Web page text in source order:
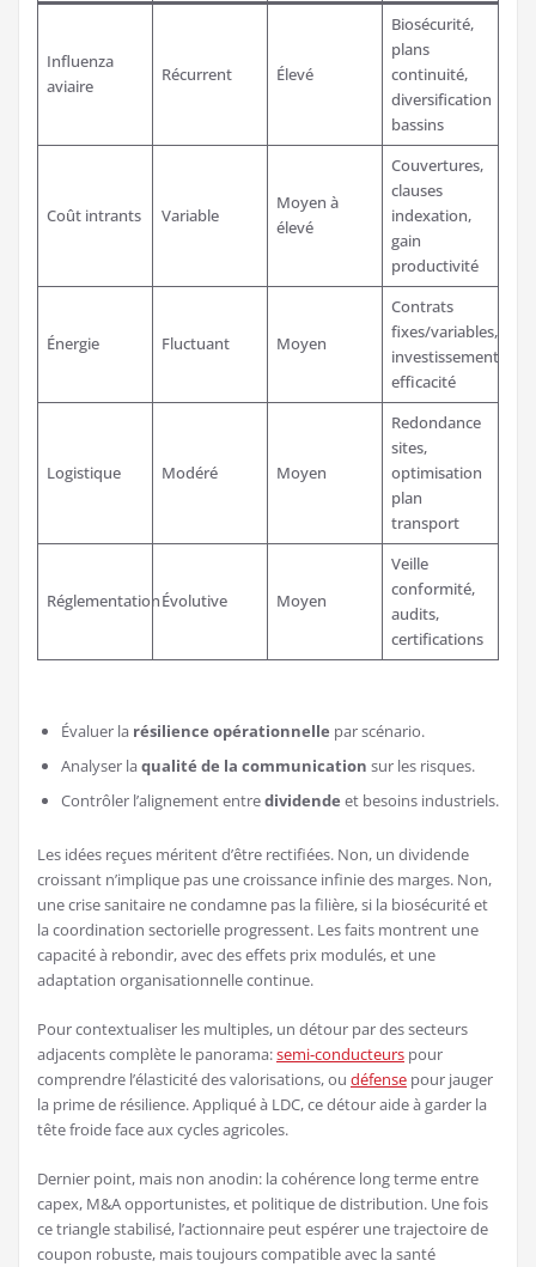
Influenza
aviaire
Récurrent Élevé
Biosécurité,
plans
continuité,
diversification
bassins
Coût intrants Variable
Moyen à
élevé
Couvertures,
clauses
indexation,
gain
productivité
Énergie Fluctuant Moyen
Contrats
fixes/variables,
investissements
efficacité
Logistique Modéré Moyen
Redondance
sites,
optimisation
plan
transport
RéglementationÉvolutive Moyen
Veille
conformité,
audits,
certifications
Évaluer la résilience opérationnelle par scénario.
Analyser laqualité de la communication sur les risques.
Contrôler l’alignement entredividende et besoins industriels.
Les idées reçues méritent d’être rectifiées. Non, un dividende
croissant n’implique pas une croissance infinie des marges. Non,
une crise sanitaire ne condamne pas la filière, si la biosécurité et
la coordination sectorielle progressent. Les faits montrent une
capacité à rebondir, avec des effets prix modulés, et une
adaptation organisationnelle continue.
Pour contextualiser les multiples, un détour par des secteurs
adjacents complète le panorama:semi-conducteurs pour
comprendre l’élasticité des valorisations, ou défense pour jauger
la prime de résilience. Appliqué à LDC, ce détour aide à garder la
tête froide face aux cycles agricoles.
Dernier point, mais non anodin: la cohérence long terme entre
capex, M&A opportunistes, et politique de distribution. Une fois
ce triangle stabilisé, l’actionnaire peut espérer une trajectoire de
coupon robuste, mais toujours compatible avec la santé